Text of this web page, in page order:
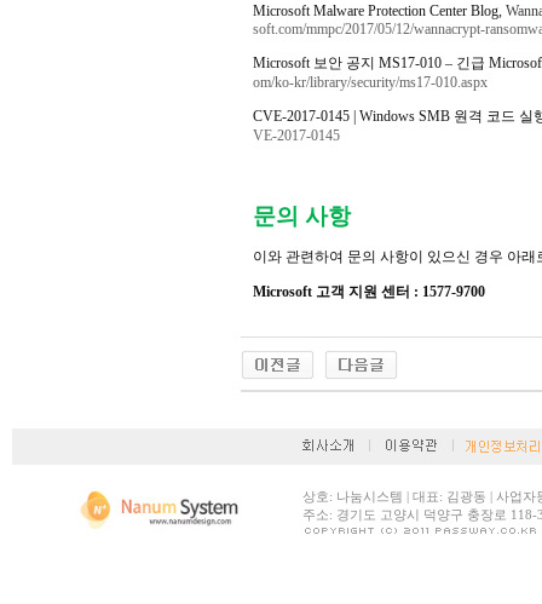
Microsoft Malware Protection Center Blog,
soft.com/mmpc/2017/05/12/wannacrypt-
Microsoft 보안 공지 MS17-010 – 긴급
om/ko-kr/library/security/ms17-010.aspx
CVE-2017-0145 | Windows SMB 원격 코드 실
VE-2017-0145
문의 사항
이와 관련하여 문의 사항이 있으신 경우 아래
Microsoft 고객 지원 센터 : 1577-9700
상호: 나눔시스템 | 대표: 김광동 | 사업
주소: 경기도 고양시 덕양구 충장로 118-